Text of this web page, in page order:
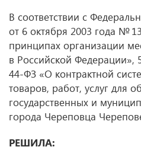
В соответствии с
от 6 октября 2003 года №
принципах организации
в Российской
44-ФЗ «О контрактной
товаров, работ, услуг для
государственных и
города Череповца
РЕШИЛА: